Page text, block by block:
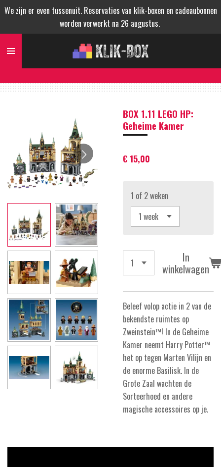
Ga
naar
de
We zijn er even tussenuit. Reservaties van klik-boxen en cadeaubonnen
worden verwerkt na 26 augustus.
BOX 1.11 LEGO HP:
Geheime Kamer
€ 15,00
1 of 2 weken
In
winkelwagen
Beleef volop actie in 2 van de
bekendste ruimtes op
Zweinstein™! In de Geheime
Kamer neemt Harry Potter™
het op tegen Marten Vilijn en
de enorme Basilisk. In de
Grote Zaal wachten de
Sorteerhoed en andere
magische accessoires op je.